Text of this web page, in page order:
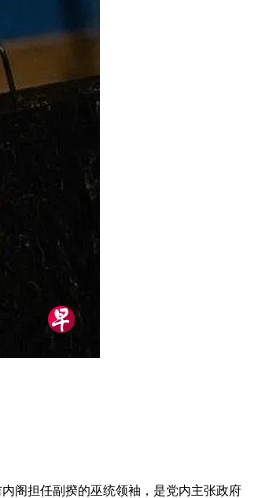
阁担任副揆的巫统领袖，是党内主张政府